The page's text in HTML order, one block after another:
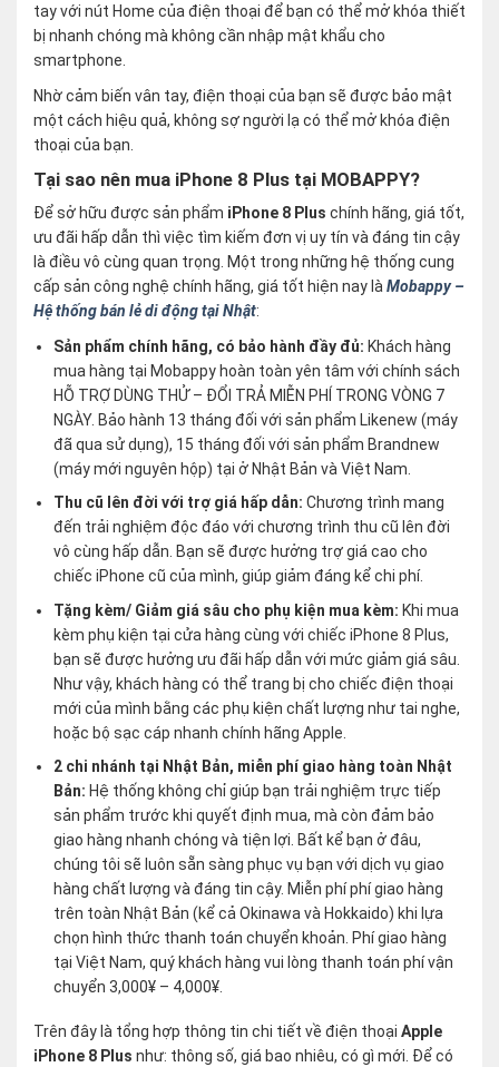
tay với nút Home của điện thoại để bạn có thể mở khóa thiết
bị nhanh chóng mà không cần nhập mật khẩu cho
smartphone.
Nhờ cảm biến vân tay, điện thoại của bạn sẽ được bảo mật
một cách hiệu quả, không sợ người lạ có thể mở khóa điện
thoại của bạn.
Tại sao nên mua iPhone 8 Plus tại MOBAPPY?
Để sở hữu được sản phẩm iPhone 8 Plus chính hãng, giá tốt,
ưu đãi hấp dẫn thì việc tìm kiếm đơn vị uy tín và đáng tin cậy
là điều vô cùng quan trọng. Một trong những hệ thống cung
cấp sản công nghệ chính hãng, giá tốt hiện nay là Mobappy –
Hệ thống bán lẻ di động tại Nhật:
Sản phẩm chính hãng, có bảo hành đầy đủ: Khách hàng
mua hàng tại Mobappy hoàn toàn yên tâm với chính sách
HỖ TRỢ DÙNG THỬ – ĐỔI TRẢ MIỄN PHÍ TRONG VÒNG 7
NGÀY. Bảo hành 13 tháng đối với sản phẩm Likenew (máy
đã qua sử dụng), 15 tháng đối với sản phẩm Brandnew
(máy mới nguyên hộp) tại ở Nhật Bản và Việt Nam.
Thu cũ lên đời với trợ giá hấp dẫn:Chương trình mang
đến trải nghiệm độc đáo với chương trình thu cũ lên đời
vô cùng hấp dẫn. Bạn sẽ được hưởng trợ giá cao cho
chiếc iPhone cũ của mình, giúp giảm đáng kể chi phí.
Tặng kèm/ Giảm giá sâu cho phụ kiện mua kèm: Khi mua
kèm phụ kiện tại cửa hàng cùng với chiếc iPhone 8 Plus,
bạn sẽ được hưởng ưu đãi hấp dẫn với mức giảm giá sâu.
Như vậy, khách hàng có thể trang bị cho chiếc điện thoại
mới của mình bằng các phụ kiện chất lượng như tai nghe,
hoặc bộ sạc cáp nhanh chính hãng Apple.
2 chi nhánh tại Nhật Bản, miễn phí giao hàng toàn Nhật
Bản: Hệ thống không chỉ giúp bạn trải nghiệm trực tiếp
sản phẩm trước khi quyết định mua, mà còn đảm bảo
giao hàng nhanh chóng và tiện lợi. Bất kể bạn ở đâu,
chúng tôi sẽ luôn sẵn sàng phục vụ bạn với dịch vụ giao
hàng chất lượng và đáng tin cậy. Miễn phí phí giao hàng
trên toàn Nhật Bản (kể cả Okinawa và Hokkaido) khi lựa
chọn hình thức thanh toán chuyển khoản. Phí giao hàng
tại Việt Nam, quý khách hàng vui lòng thanh toán phí vận
chuyển 3,000¥ – 4,000¥.
Trên đây là tổng hợp thông tin chi tiết về điện thoại Apple
iPhone 8 Plus như: thông số, giá bao nhiêu, có gì mới. Để có